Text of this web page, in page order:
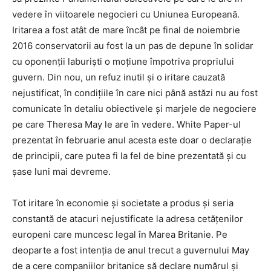
vedere în viitoarele negocieri cu Uniunea Europeană.
Iritarea a fost atât de mare încât pe final de noiembrie
2016 conservatorii au fost la un pas de depune în solidar
cu oponenții laburiști o moțiune împotriva propriului
guvern. Din nou, un refuz inutil și o iritare cauzată
nejustificat, în condițiile în care nici până astăzi nu au fost
comunicate în detaliu obiectivele și marjele de negociere
pe care Theresa May le are în vedere. White Paper-ul
prezentat în februarie anul acesta este doar o declarație
de principii, care putea fi la fel de bine prezentată și cu
șase luni mai devreme.
Tot iritare în economie și societate a produs și seria
constantă de atacuri nejustificate la adresa cetățenilor
europeni care muncesc legal în Marea Britanie. Pe
deoparte a fost intenția de anul trecut a guvernului May
de a cere companiilor britanice să declare numărul și